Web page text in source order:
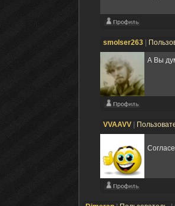
smolser263
А Вы
VVAAVV